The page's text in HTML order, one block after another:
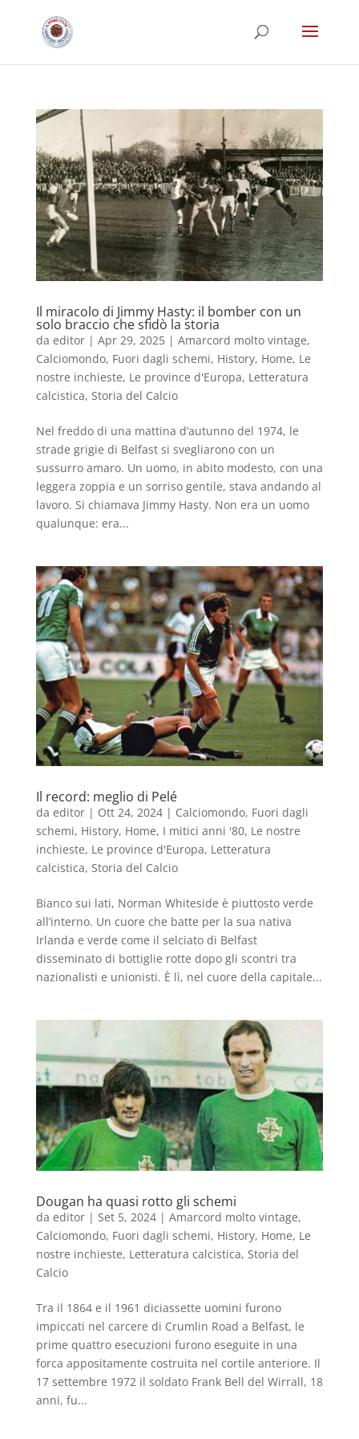
Il miracolo di Jimmy Hasty: il bomber con un
solo braccio che sfidò la storia
da editor| Apr 29, 2025| Amarcord molto vintage,
Calciomondo, Fuori dagli schemi, History, Home, Le
nostre inchieste, Le province d'Europa, Letteratura
calcistica, Storia del Calcio
Nel freddo di una mattina d’autunno del 1974, le
strade grigie di Belfast si svegliarono con un
sussurro amaro. Un uomo, in abito modesto, con una
leggera zoppia e un sorriso gentile, stava andando al
lavoro. Si chiamava Jimmy Hasty. Non era un uomo
qualunque: era...
Il record: meglio di Pelé
da editor| Ott 24, 2024| Calciomondo, Fuori dagli
schemi, History, Home, I mitici anni '80, Le nostre
inchieste, Le province d'Europa, Letteratura
calcistica, Storia del Calcio
Bianco sui lati, Norman Whiteside è piuttosto verde
all’interno. Un cuore che batte per la sua nativa
Irlanda e verde come il selciato di Belfast
disseminato di bottiglie rotte dopo gli scontri tra
nazionalisti e unionisti. È lì, nel cuore della capitale...
Dougan ha quasi rotto gli schemi
da editor| Set 5, 2024| Amarcord molto vintage,
Calciomondo, Fuori dagli schemi, History, Home, Le
nostre inchieste, Letteratura calcistica, Storia del
Calcio
Tra il 1864 e il 1961 diciassette uomini furono
impiccati nel carcere di Crumlin Road a Belfast, le
prime quattro esecuzioni furono eseguite in una
forca appositamente costruita nel cortile anteriore. Il
17 settembre 1972 il soldato Frank Bell del Wirrall, 18
anni, fu...